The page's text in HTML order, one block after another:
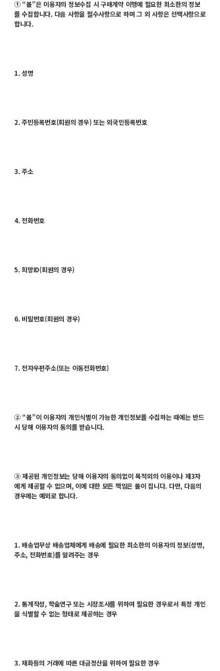
① “몰”은 이용자의 정보수집 시 구매계약 이행에 필요한 최소한의 정보
를 수집합니다. 다음 사항을 필수사항으로 하며 그 외 사항은 선택사항으로
합니다.
1. 성명
2. 주민등록번호(회원의 경우) 또는 외국인등록번호
3. 주소
4. 전화번호
5. 희망ID(회원의 경우)
6. 비밀번호(회원의 경우)
7. 전자우편주소(또는 이동전화번호)
② “몰”이 이용자의 개인식별이 가능한 개인정보를 수집하는 때에는 반드
시 당해 이용자의 동의를 받습니다.
③ 제공된 개인정보는 당해 이용자의 동의없이 목적외의 이용이나 제3자
에게 제공할 수 없으며, 이에 대한 모든 책임은 몰이 집니다. 다만, 다음의
경우에는 예외로 합니다.
1. 배송업무상 배송업체에게 배송에 필요한 최소한의 이용자의 정보(성명,
주소, 전화번호)를 알려주는 경우
2. 통계작성, 학술연구 또는 시장조사를 위하여 필요한 경우로서 특정 개인
을 식별할 수 없는 형태로 제공하는 경우
3. 재화등의 거래에 따른 대금정산을 위하여 필요한 경우